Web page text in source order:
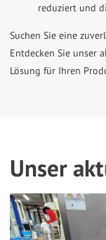
reduziert und
Suchen Sie eine
Entdecken Sie unser
Lösung für Ihren
Unser